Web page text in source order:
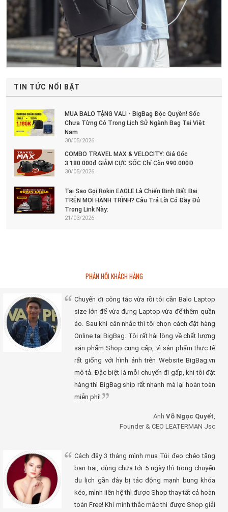
TIN TỨC NỔI BẬT
MUA BALO TẶNG VALI - BigBag Độc Quyền! Sốc
Chưa Từng Có Trong Lịch Sử Ngành Bag Tại Việt
Nam
30/05/2026
COMBO TRAVEL MAX & VELOCITY: Giá Gốc
3.180.000đ GIẢM CỰC SỐC Chỉ Còn 990.000Đ
30/05/2026
Tại Sao Gọi Rokin EAGLE Là Chiến Binh Bất Bại
TRÊN MỌI HÀNH TRÌNH? Câu Trả Lời Có Đầy Đủ
Trong Link Này:
21/03/2026
PHẢN HỒI KHÁCH HÀNG
Chuyến đi công tác vừa rồi tôi cần Balo Laptop
size lớn để vừa đựng Laptop vừa để thêm quần
áo. Sau khi cân nhắc thì tôi chọn cách đặt hàng
Online tại BigBag. Tôi rất hài lòng về chất lượng
sản phẩm Shop cung cấp, vì sản phẩm thực tế
rất giống với hình ảnh trên Website BigBag.vn
mô tả. Đặc biệt là mỗi chuyến đi gấp, khi tôi đặt
hàng thì BigBag ship rất nhanh mà lại hoàn toàn
miễn phí!
Anh Võ Ngọc Quyết
Founder & CEO LEATERMAN Jsc
Cách đây 3 tháng mình mua Túi đeo chéo tặng
bạn trai, dùng chưa tới 5 ngày thì trong chuyến
du lịch gần đây bị tác động mạnh bung khóa
kéo, mình liên hệ thì được Shop thay tất cả hoàn
toàn Free! Khi mình thắc mắc thì được Shop giải